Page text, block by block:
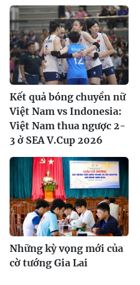
Kết quả bóng chuyền nữ
Việt Nam vs Indonesia:
Việt Nam thua ngược 2-
3 ở SEA V.Cup 2026
Những kỳ vọng mới của
cờ tướng Gia Lai